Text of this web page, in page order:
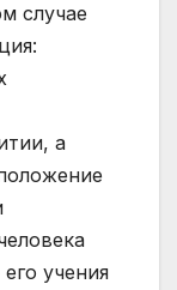
случае
а
учения